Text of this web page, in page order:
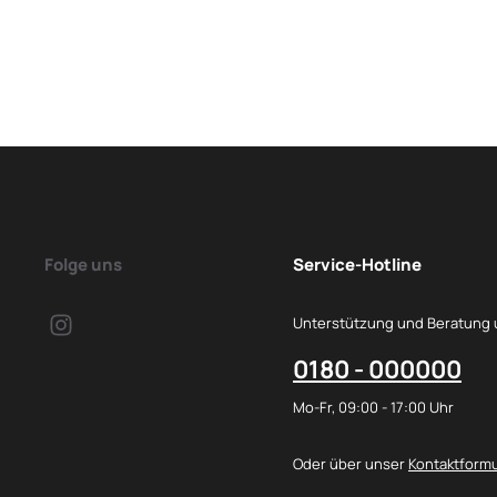
Folge uns Service-Hotline
Unterstützung und Beratung
0180 - 000000
Mo-Fr, 09:00 - 17:00 Uhr
Oder über unser